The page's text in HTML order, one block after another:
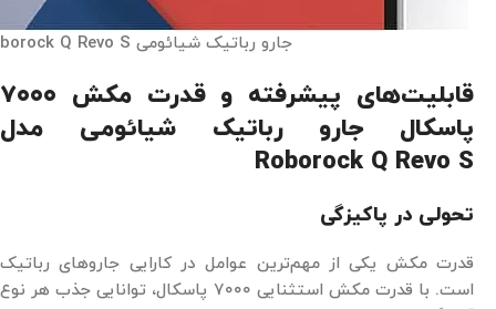
جارو رباتیک شیائومی Roborock Q Revo S
قابلیت‌های پیشرفته و
قدرت مکش ۷۰۰۰
پاسکال جارو رباتیک شیائومی مدل
Roborock Q Revo S
تحولی در پاکیزگی
قدرت مکش یکی از مهم‌ترین عوامل در کارایی جاروهای رباتیک
است. با قدرت مکش استثنایی ۷۰۰۰ پاسکال، توانایی جذب هر نوع